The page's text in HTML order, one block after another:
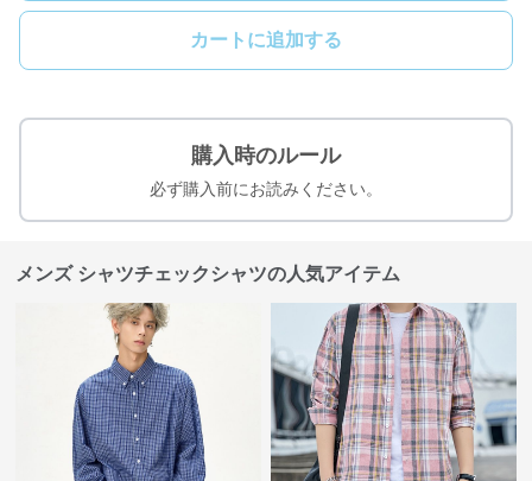
カートに追加する
購入時のルール
必ず購入前にお読みください。
メンズ シャツチェックシャツの人気アイテム